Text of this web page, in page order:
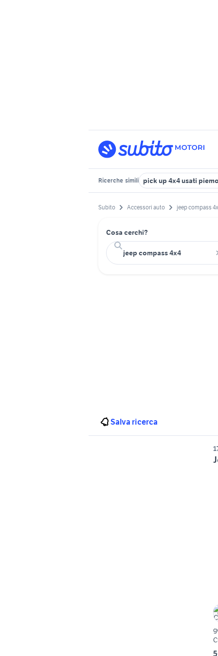
Ricerche simili pick up 4x4 usati
Subito Accessori auto jeep compass
Cosa cerchi?
Salva ricerca